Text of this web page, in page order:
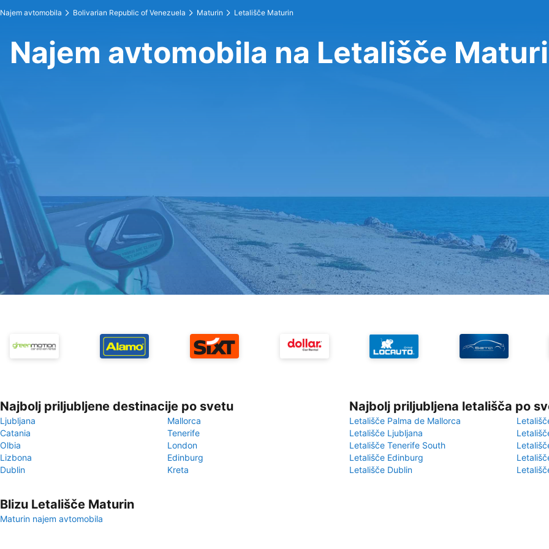
Najem avtomobila Bolivarian Republic of Venezuela Maturin Letališče Maturin
Najem avtomobila na Letališče
Najbolj priljubljene destinacije po svetu
Ljubljana
Mallorca
Catania
Tenerife
Olbia
London
Lizbona
Edinburg
Dublin
Kreta
Najbolj priljubljena letališča po
Letališče Palma de Mallorca
Letališče Ljubljana
Letališče Tenerife South
Letališče Edinburg
Letališče Dublin
Blizu Letališče Maturin
Maturin najem avtomobila